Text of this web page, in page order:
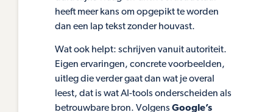
heeft meer kans om opgepikt te worden
dan een lap tekst zonder houvast.
Wat ook helpt: schrijven vanuit autoriteit.
Eigen ervaringen, concrete voorbeelden,
uitleg die verder gaat dan wat je overal
leest, dat is wat AI-tools onderscheiden als
betrouwbare bron. Volgens Google’s